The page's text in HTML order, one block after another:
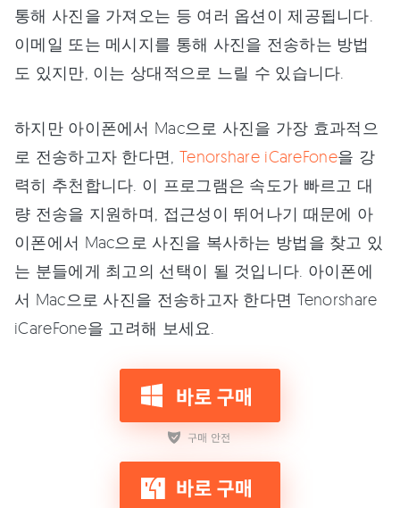
통해 사진을 가져오는 등 여러 옵션이 제공됩니다.
이메일 또는 메시지를 통해 사진을 전송하는 방법
도 있지만, 이는 상대적으로 느릴 수 있습니다.
하지만 아이폰에서 Mac으로 사진을 가장 효과적으
로 전송하고자 한다면, Tenorshare iCareFone을 강
력히 추천합니다. 이 프로그램은 속도가 빠르고 대
량 전송을 지원하며, 접근성이 뛰어나기 때문에 아
이폰에서 Mac으로 사진을 복사하는 방법을 찾고 있
는 분들에게 최고의 선택이 될 것입니다. 아이폰에
서 Mac으로 사진을 전송하고자 한다면 Tenorshare
iCareFone을 고려해 보세요.